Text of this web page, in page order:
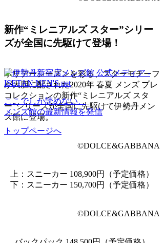
新作“ミレニアルズ スター”シリー
ズが全国に先駆けて登場！
ホリデーシーズンを彩る、スターモチーフ
が大胆に配された2020年 春夏 メンズ プレ
コレクションの新作“ミレニアルズ スタ
ー”シリーズが全国に先駆けて伊勢丹メン
ズ館に登場。
©DOLCE&GABBANA
上：スニーカー 108,900円（予定価格）
下：スニーカー 150,700円（予定価格）
©DOLCE&GABBANA
ここでしか読めない、
メンズ館の最新情報を発信
トップページへ